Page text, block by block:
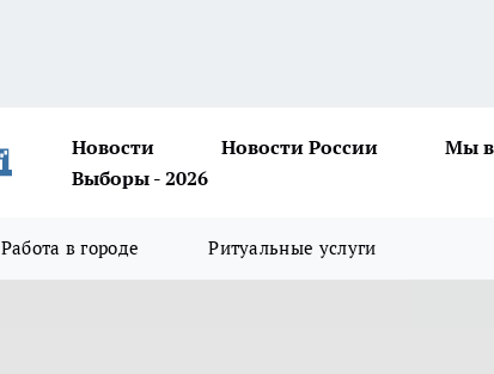
Новости Новости России Мы в
Выборы - 2026
Работа в городе Ритуальные услуги